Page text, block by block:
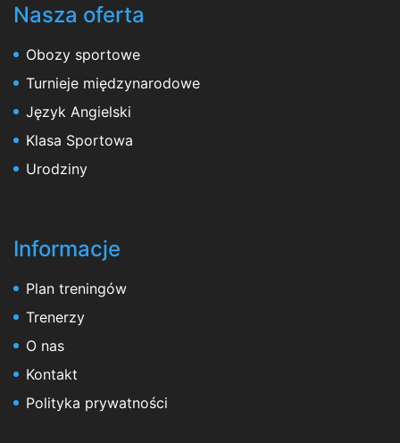
Nasza oferta
Obozy sportowe
Turnieje międzynarodowe
Język Angielski
Klasa Sportowa
Urodziny
Informacje
Plan treningów
Trenerzy
O nas
Kontakt
Polityka prywatności